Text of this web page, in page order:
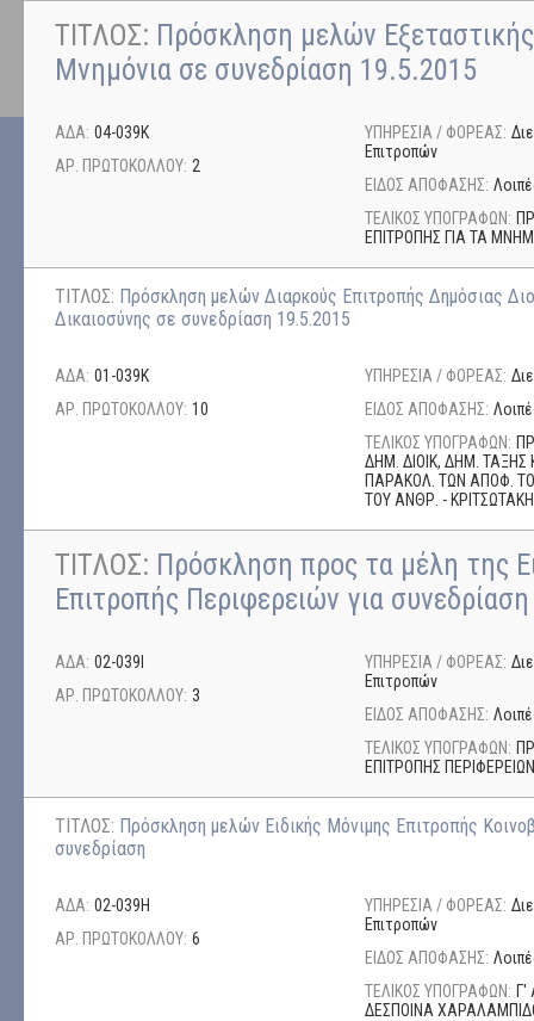
ΤΙΤΛΟΣ: Πρόσκληση μελών
Μνημόνια σε συνεδρίαση 19.5.2015
ΑΔΑ: 04-039Κ
ΑΡ. ΠΡΩΤΟΚΟΛΛΟΥ: 2
ΥΠΗΡΕΣΙΑ / ΦΟΡΕΑΣ:
Επιτροπών
ΕΙΔΟΣ ΑΠΟΦΑΣΗΣ:
ΤΕΛΙΚΟΣ ΥΠΟΓΡΑΦΩΝ:
ΕΠΙΤΡΟΠΗΣ ΓΙΑ ΤΑ
ΤΙΤΛΟΣ: Πρόσκληση μελών Διαρκούς Επιτροπής Δημόσιας
Δικαιοσύνης σε συνεδρίαση 19.5.2015
ΑΔΑ: 01-039Κ
ΑΡ. ΠΡΩΤΟΚΟΛΛΟΥ: 10
ΥΠΗΡΕΣΙΑ / ΦΟΡΕΑΣ:
ΕΙΔΟΣ ΑΠΟΦΑΣΗΣ:
ΤΕΛΙΚΟΣ ΥΠΟΓΡΑΦΩΝ:
ΔΗΜ. ΔΙΟΙΚ, ΔΗΜ. ΤΑΞΗΣ
ΠΑΡΑΚΟΛ. ΤΩΝ ΑΠΟΦ.
ΤΟΥ ΑΝΘΡ. -
ΤΙΤΛΟΣ: Πρόσκληση προς τα μέλη της
Επιτροπής Περιφερειών για συνεδρίαση
ΑΔΑ: 02-039Ι
ΑΡ. ΠΡΩΤΟΚΟΛΛΟΥ: 3
ΥΠΗΡΕΣΙΑ / ΦΟΡΕΑΣ:
Επιτροπών
ΕΙΔΟΣ ΑΠΟΦΑΣΗΣ:
ΤΕΛΙΚΟΣ ΥΠΟΓΡΑΦΩΝ:
ΕΠΙΤΡΟΠΗΣ
ΤΙΤΛΟΣ: Πρόσκληση μελών Ειδικής Μόνιμης Επιτροπής
συνεδρίαση
ΑΔΑ: 02-039Η
ΑΡ. ΠΡΩΤΟΚΟΛΛΟΥ: 6
ΥΠΗΡΕΣΙΑ / ΦΟΡΕΑΣ:
Επιτροπών
ΕΙΔΟΣ ΑΠΟΦΑΣΗΣ:
ΤΕΛΙΚΟΣ ΥΠΟΓΡΑΦΩΝ: Γ'
ΔΕΣΠΟΙΝΑ